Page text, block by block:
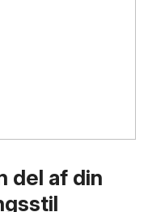
del af din